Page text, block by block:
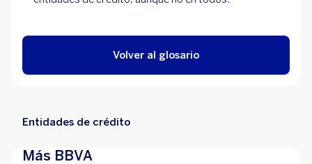
Volver al glosario
Entidades de crédito
Más BBVA